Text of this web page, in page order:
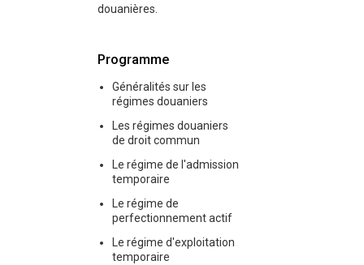
douanières.
Programme
Généralités sur les
régimes douaniers
Les régimes douaniers
de droit commun
Le régime de l'admission
temporaire
Le régime de
perfectionnement actif
Le régime d'exploitation
temporaire